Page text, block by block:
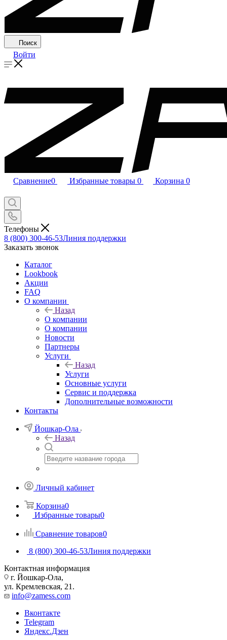
Поиск
Войти
Сравнение0 Избранные товары 0 Корзина 0
Телефоны
8 (800) 300-46-53Линия поддержки
Заказать звонок
Каталог
Lookbook
Акции
FAQ
О компании
Назад
О компании
О компании
Новости
Партнеры
Услуги
Назад
Услуги
Основные услуги
Сервис и поддержка
Дополнительные возможности
Контакты
Йошкар-Ола
Назад
Личный кабинет
Корзина0
Избранные товары0
Сравнение товаров0
8 (800) 300-46-53Линия поддержки
Контактная информация
г. Йошкар-Ола,
ул. Кремлевская, 21.
info@zamess.com
Вконтакте
Telegram
Яндекс.Дзен